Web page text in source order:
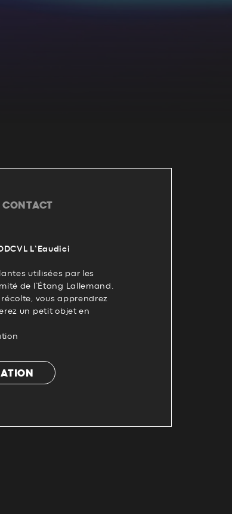
CONTACT
L’Eaudici
utilisées par les
de l’Étang Lallemand.
vous apprendrez
un petit objet en